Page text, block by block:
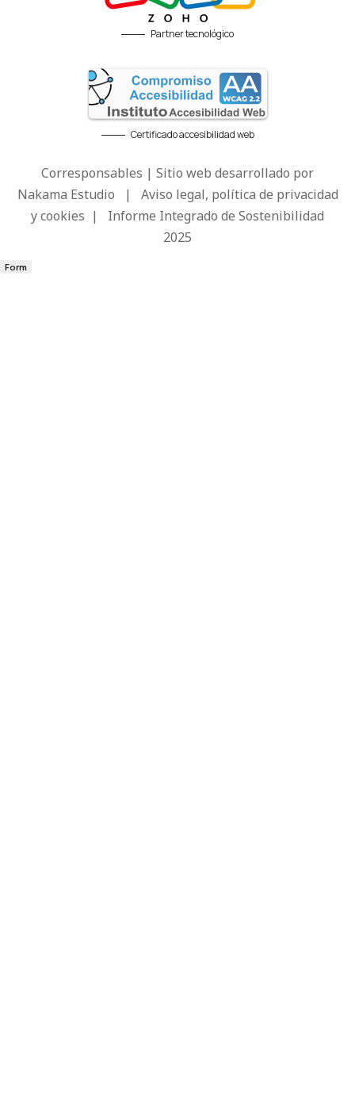
Partner tecnológico
Certificado accesibilidad web
Corresponsables | Sitio web desarrollado por
Nakama Estudio | Aviso legal, política de privacidad
y cookies | Informe Integrado de Sostenibilidad
2025
Form